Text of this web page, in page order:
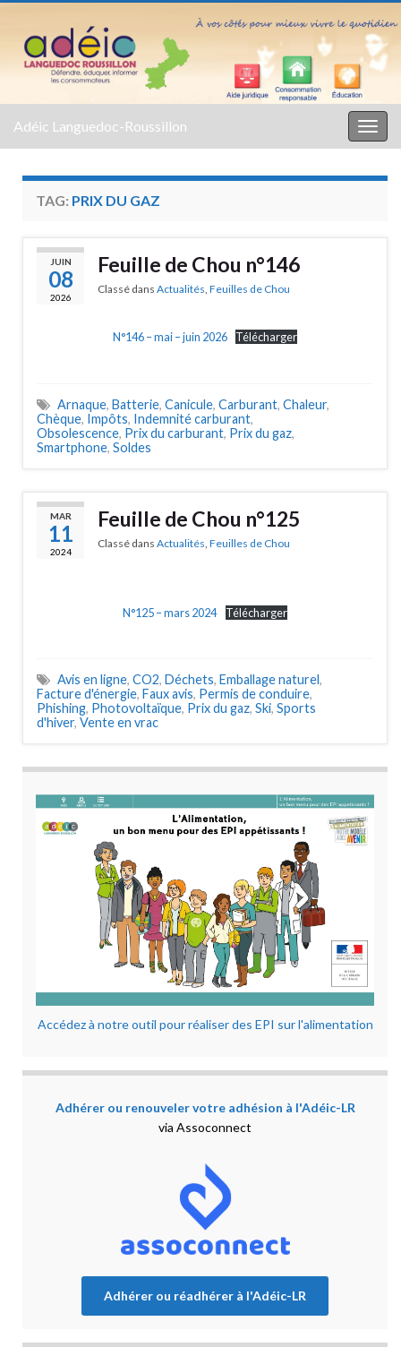
Adéic Languedoc-Roussillon
TAG: PRIX DU GAZ
JUIN
08
2026
Feuille de Chou n°146
Classé dans Actualités, Feuilles de Chou
N°146 – mai – juin 2026 Télécharger
Arnaque, Batterie, Canicule, Carburant, Chaleur,
Chèque, Impôts, Indemnité carburant,
Obsolescence, Prix du carburant, Prix du gaz,
Smartphone, Soldes
MAR
11
2024
Feuille de Chou n°125
Classé dans Actualités Feuilles de Chou
N°125 – mars 2024 Télécharger
Avis en ligne, CO2, Déchets, Emballage naturel,
Facture d'énergie, Faux avis, Permis de conduire,
Phishing, Photovoltaïque, Prix du gaz, Ski, Sports
d'hiver, Vente en vrac
Accédez à notre outil pour réaliser des EPI sur l'alimentation
Adhérer ou renouveler votre adhésion à l'Adéic-LR
via Assoconnect
Adhérer ou réadhérer à l'Adéic-LR